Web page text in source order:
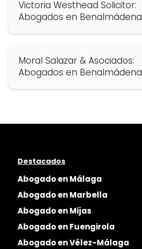
Victoria Westhead Solicitor:
Abogados en Benalmádena
Moral Salazar & Asociados:
Abogados en Benalmádena
Destacados
Abogado en Málaga
Abogado en Marbella
Abogado en Mijas
Abogado en Fuengirola
Abogado en Vélez-Málaga